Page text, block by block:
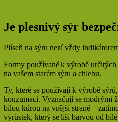
Je plesnivý sýr
Plíseň na sýru není vždy
Formy používané k výrobě
na vašem starém sýru a chlebu.
Ty, které se používají k výrobě
konzumaci. Vyznačují se modrými
bílou kůrou na vnější straně –
výrůstek, který se liší barvou od